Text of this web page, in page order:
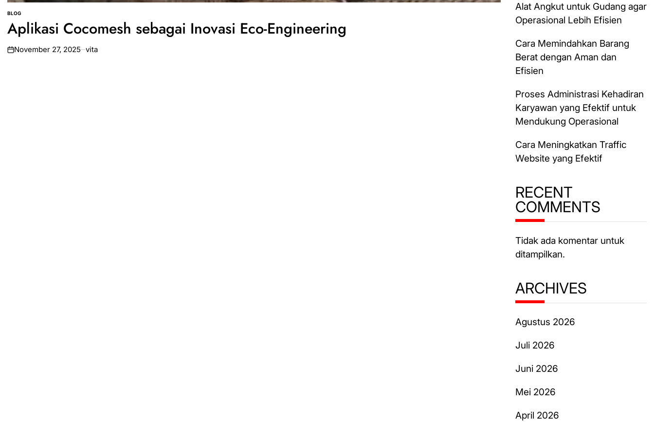
POSTED
IN
BLOG
Aplikasi Cocomesh sebagai Inovasi Eco-Engineering
onNovember 27, 2025 vita
Alat Angkut untuk Gudang agar
Operasional Lebih Efisien
Cara Memindahkan Barang
Berat dengan Aman dan
Efisien
Proses Administrasi Kehadiran
Karyawan yang Efektif untuk
Mendukung Operasional
Cara Meningkatkan Traffic
Website yang Efektif
RECENT
COMMENTS
Tidak ada komentar untuk
ditampilkan.
ARCHIVES
Agustus 2026
Juli 2026
Juni 2026
Mei 2026
April 2026